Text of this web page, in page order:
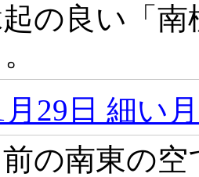
の良い「
月29日 細い
の南東の